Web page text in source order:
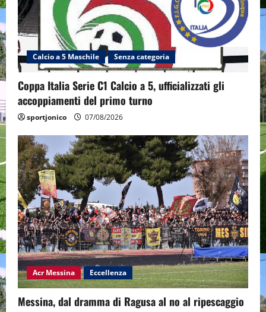
Calcio a 5 Maschile Senza categoria
Coppa Italia Serie C1 Calcio a 5, ufficializzati gli
accoppiamenti del primo turno
sportjonico 07/08/2026
Acr Messina Eccellenza
Messina, dal dramma di Ragusa al no al ripescaggio